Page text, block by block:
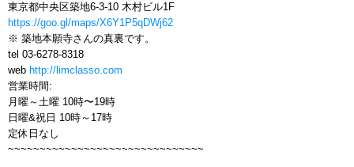
東京都中央区築地6-3-10 木村ビル1F
https://goo.gl/maps/X6Y1P5qDWj62
※ 築地本願寺さんの真裏です。
tel 03-6278-8318
web http://limclasso.com
営業時間:
月曜～土曜 10時〜19時
日曜&祝日 10時～17時
定休日なし
~~~~~~~~~~~~~~~~~~~~~~~~~~~~~~~